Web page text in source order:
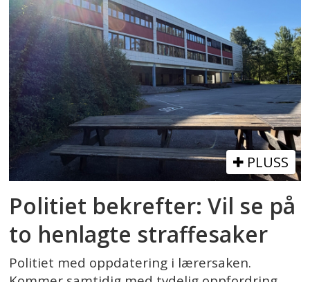
PLUSS
Politiet bekrefter: Vil se på
to henlagte straffesaker
Politiet med oppdatering i lærersaken.